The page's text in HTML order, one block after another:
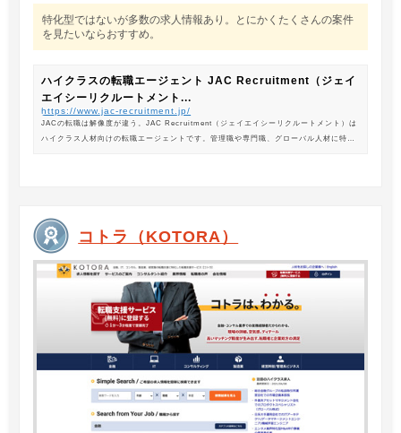
特化型ではないが多数の求人情報あり。とにかくたくさんの案件
を見たいならおすすめ。
ハイクラスの転職エージェント JAC Recruitment（ジェイ
エイシーリクルートメント...
https://www.jac-recruitment.jp/
JACの転職は解像度が違う。JAC Recruitment（ジェイエイシーリクルートメント）は
ハイクラス人材向けの転職エージェントです。管理職や専門職、グローバル人材に特化
コトラ（KOTORA）